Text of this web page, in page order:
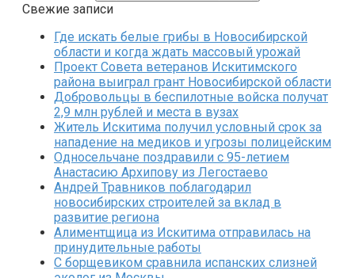
Свежие записи
Где искать белые грибы в Новосибирской
области и когда ждать массовый урожай
Проект Совета ветеранов Искитимского
района выиграл грант Новосибирской области
Добровольцы в беспилотные войска получат
2,9 млн рублей и места в вузах
Житель Искитима получил условный срок за
нападение на медиков и угрозы полицейским
Односельчане поздравили с 95-летием
Анастасию Архипову из Легостаево
Андрей Травников поблагодарил
новосибирских строителей за вклад в
развитие региона
Алиментщица из Искитима отправилась на
принудительные работы
С борщевиком сравнила испанских слизней